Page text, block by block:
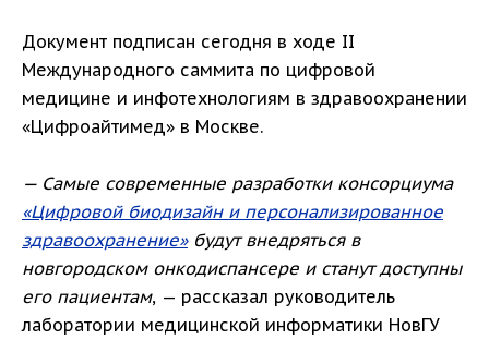
Документ подписан сегодня в ходе II
Международного саммита по цифровой
медицине и инфотехнологиям в здравоохранении
«Цифроайтимед» в Москве.
— Самые современные разработки консорциума
«Цифровой биодизайн и персонализированное
здравоохранение»будут внедряться в
новгородском онкодиспансере и станут доступны
его пациентам, — рассказал руководитель
лаборатории медицинской информатики НовГУ